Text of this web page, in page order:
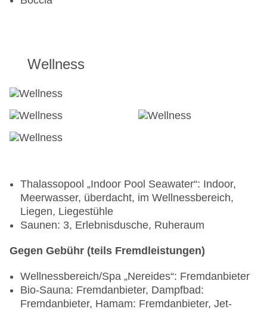
Wellness
Thalassopool „Indoor Pool Seawater“: Indoor,
Meerwasser, überdacht, im Wellnessbereich,
Liegen, Liegestühle
Saunen: 3, Erlebnisdusche, Ruheraum
Gegen Gebühr (teils Fremdleistungen)
Wellnessbereich/Spa „Nereides“: Fremdanbieter
Bio-Sauna: Fremdanbieter, Dampfbad:
Fremdanbieter, Hamam: Fremdanbieter, Jet-